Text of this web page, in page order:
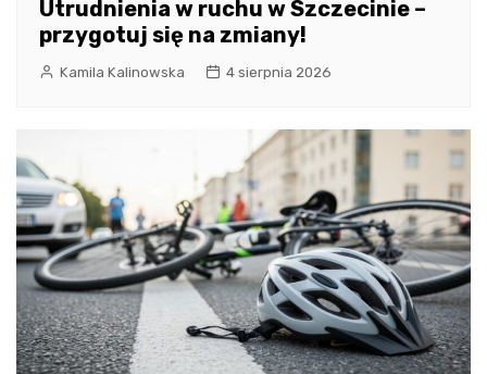
Utrudnienia w ruchu w Szczecinie –
przygotuj się na zmiany!
Kamila Kalinowska 4 sierpnia 2026